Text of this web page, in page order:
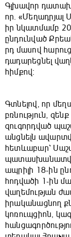
Գլխավոր
որ. «Մեղադրյալ
իր նկատմամբ
ընդունված
րդ մասով
դադարեցնել
հիմքով:
Գտնելով, որ
բռնություն,
զուգորդված
անցնելն
հետևաբար՝
ապրիլի 18-ին
հոդվածի 1-ին
վաղեմության
իրականացնող
կոռուպցիոն,